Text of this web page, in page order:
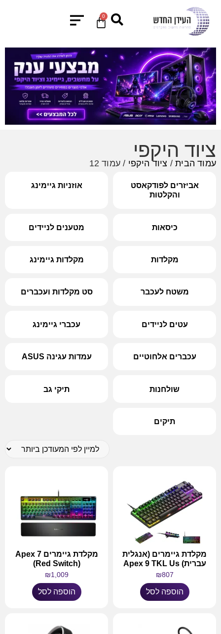
0
ציוד היקפי
עמוד הבית/ ציוד היקפי / עמוד 12
אביזרים לפודקאסט
והקלטות
אוזניות גיימינג
כיסאות מטענים לניידים
מקלדות מקלדות גיימינג
משטח לעכבר סט מקלדות ועכברים
עטים לניידים עכברי גיימינג
עכברים אלחוטיים עמדות עגינה ASUS
שולחנות תיקי גב
תיקים
מקלדת גיימרים (אנגלית
עברית) Apex 9 TKL Us
₪807
הוספה לסל
מקלדת גיימרים Apex 7
(Red Switch)
₪1,009
הוספה לסל